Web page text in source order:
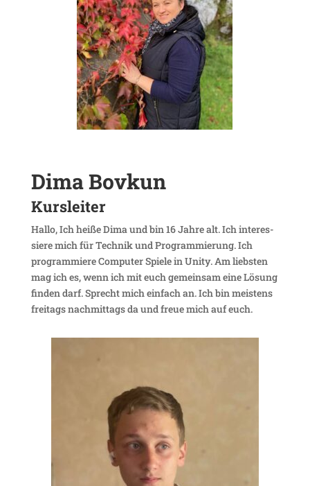
Dima Bovkun
Kurs­leiter
Hallo, Ich heiße Dima und bin 16 Jahre alt. Ich inter­es­
siere mich für Technik und Program­mie­rung. Ich
program­miere Computer Spiele in Unity. Am liebsten
mag ich es, wenn ich mit euch gemeinsam eine Lösung
finden darf. Sprecht mich einfach an. Ich bin meis­tens
frei­tags nach­mit­tags da und freue mich auf euch.